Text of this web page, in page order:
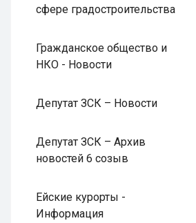
сфере градостроительства
Гражданское общество и
НКО - Новости
Депутат ЗСК – Новости
Депутат ЗСК – Архив
новостей 6 созыв
Ейские курорты -
Информация